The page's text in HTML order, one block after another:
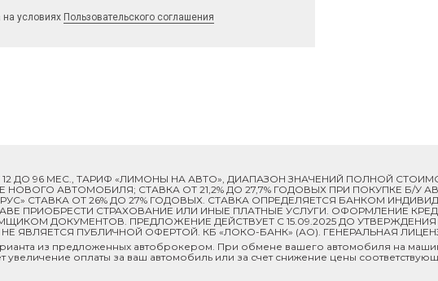
условиях Пользовательского соглашения
ДО 96 МЕС., ТАРИФ «ЛИМОНЫ НА АВТО», ДИАПАЗОН ЗНАЧЕНИЙ ПОЛНОЙ
НОВОГО АВТОМОБИЛЯ; СТАВКА ОТ 21,2% ДО 27,7% ГОДОВЫХ ПРИ ПОКУПКЕ Б/
СТАВКА ОТ 26% ДО 27% ГОДОВЫХ. СТАВКА ОПРЕДЕЛЯЕТСЯ БАНКОМ
ПРИОБРЕСТИ СТРАХОВАНИЕ ИЛИ ИНЫЕ ПЛАТНЫЕ УСЛУГИ. ОФОРМЛЕНИЕ
ДОКУМЕНТОВ. ПРЕДЛОЖЕНИЕ ДЕЙСТВУЕТ С 15.09.2025 ДО
НЕ ЯВЛЯЕТСЯ ПУБЛИЧНОЙ ОФЕРТОЙ. КБ «ЛОКО-БАНК» (АО). ГЕНЕРАЛЬНАЯ
из предложенных автоброкером. При обмене вашего автомобиля на
увеличение оплаты за ваш автомобиль или за счет снижение цены